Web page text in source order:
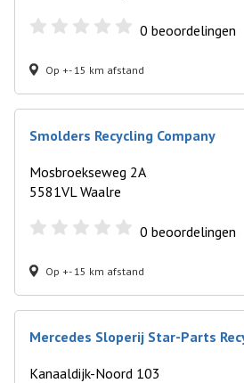
0 beoordelingen
Op +- 15 km afstand
Smolders Recycling Company
Mosbroekseweg 2A
5581VL Waalre
0 beoordelingen
Op +- 15 km afstand
Mercedes Sloperij Star-Parts
Kanaaldijk-Noord 103